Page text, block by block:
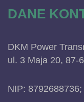
DANE
DKM Power
ul. 3 Maja 20, 87-
NIP: